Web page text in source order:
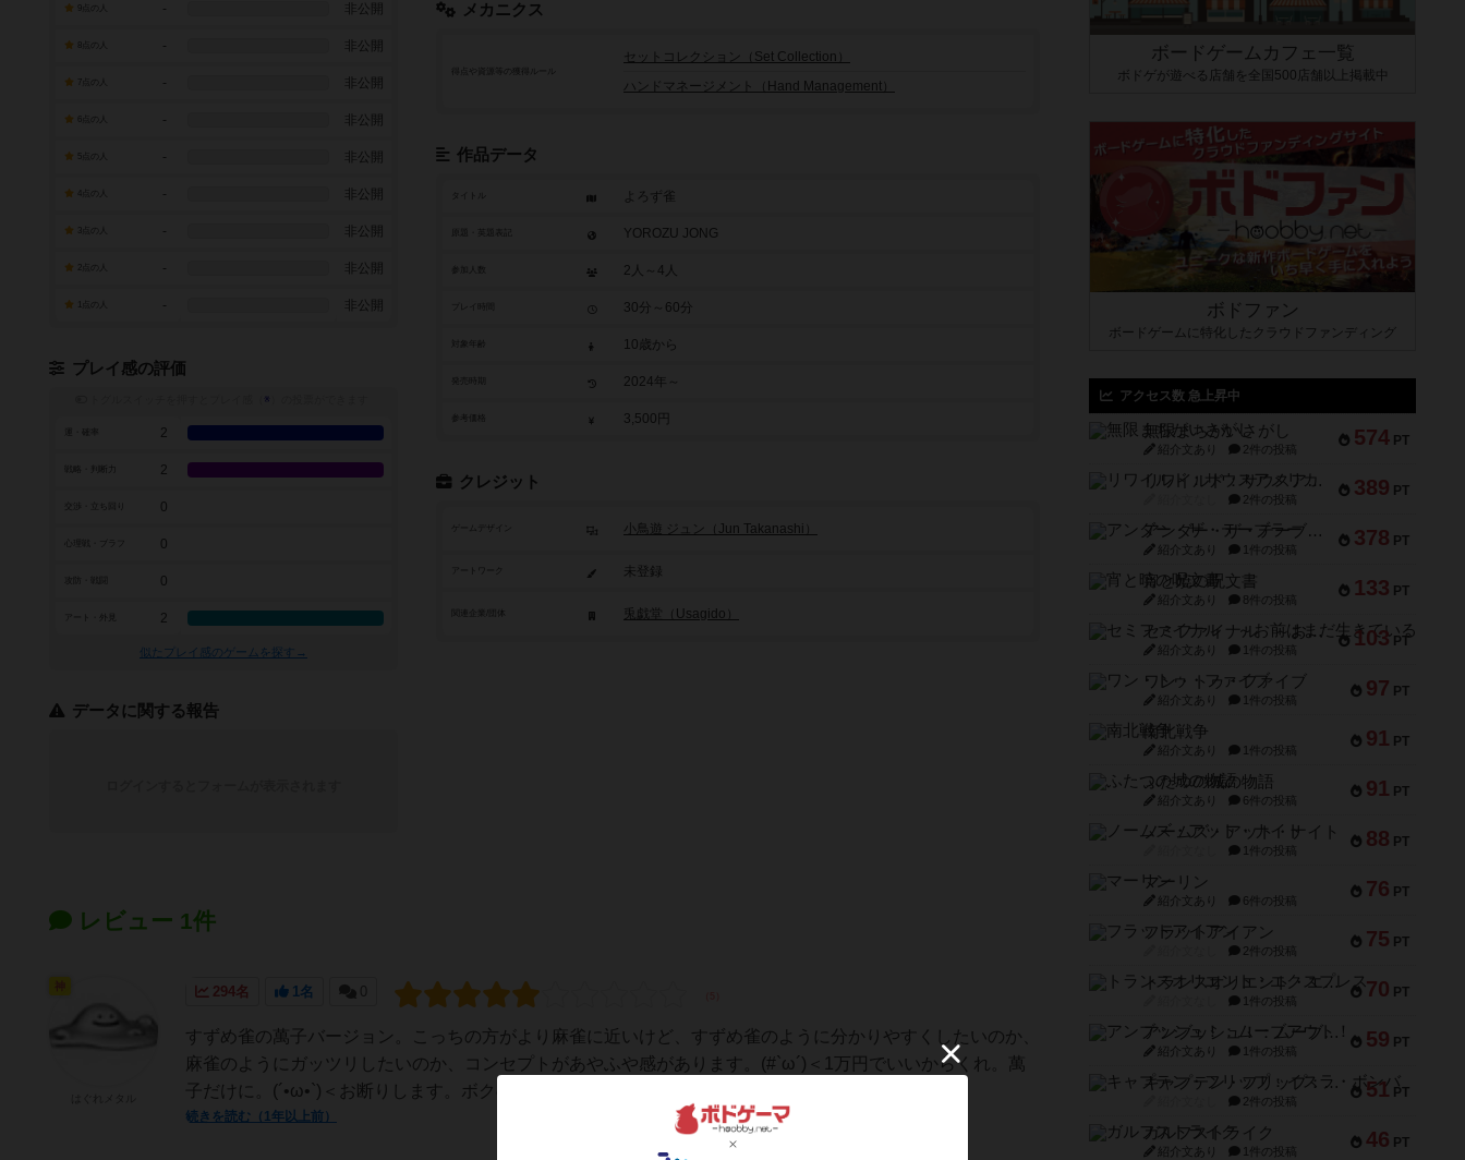
メカニクス
セットコレクション（Set Collection）
ハンドマネージメント（Hand Management）
作品データ
タイトル よろず雀
YOROZU JONG
参加人数 2人～4人
30分～60分
10歳から
2024年～
参考価格 3,500円
クレジット
ゲームデザイン 小鳥遊 ジュン（Jun Takanashi）
アートワーク 未登録
兎戯堂（Usagido）
- 非公開
- 非公開
7点の人 - 非公開
- 非公開
- 非公開
- 非公開
- 非公開
- 非公開
- 非公開
プレイ感の評価
※
2
戦略・判断力 2
0
0
0
アート・外見 2
似たプレイ感のゲームを探す→
データに関する報告
レビュー 1件
294名 1名 0
すずめ雀の萬子バージョン。こっちの方がより麻雀に近いけど、すずめ雀のように分かりやすくしたいのか、
麻雀のようにガッツリしたいのか、コンセプトがあやふや感があります。(#`ω´)＜1万円でいいからくれ。萬
子だけに。(´•⁠ω•⁠`)＜お断りします。ボクのほうが欲しいくらいです...
続きを読む（1年以上前）
ボードゲームカフェ一覧
ボドゲが遊べる店舗を全国500店舗以上掲載中
ボドファン
ボードゲームに特化したクラウドファンディング
アクセス数 急上昇中
574 PT
無限まちがいさがし
紹介文あり 2件の投稿
389 PT
リワイルド：サウスアメリカ
2件の投稿
378 PT
アンダー・ザ・テーブラー
紹介文あり 1件の投稿
133 PT
宵と暁の呪文書
紹介文あり 8件の投稿
103 PT
セミファイナル ～お前はまだ生きている～
紹介文あり 1件の投稿
97 PT
ワン・トゥ・ファイブ
紹介文あり 1件の投稿
91 PT
南北戦争
紹介文あり 1件の投稿
91 PT
ふたつの城の物語
紹介文あり 6件の投稿
88 PT
ノームズ・アット・ナイト
1件の投稿
76 PT
マーリン
紹介文あり 6件の投稿
75 PT
フラットアイアン
2件の投稿
70 PT
トランスオリエント・エクスプレス
1件の投稿
59 PT
アンブッシュ！：ムーブアウト！
紹介文あり 1件の投稿
51 PT
キャプテン・フリップ：イスラ・ボンバ
2件の投稿
46 PT
ガルフストライク
紹介文あり 1件の投稿